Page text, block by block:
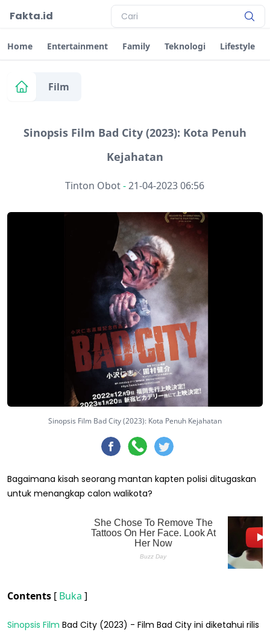
Fakta.id
Home Entertainment Family Teknologi Lifestyle
Film
Sinopsis Film Bad City (2023): Kota Penuh
Kejahatan
Tinton Obot-21-04-2023 06:56
Sinopsis Film Bad City (2023): Kota Penuh Kejahatan
Bagaimana kisah seorang mantan kapten polisi ditugaskan
untuk menangkap calon walikota?
Contents [ Buka ]
Sinopsis Film Bad City (2023) - Film Bad City ini diketahui rilis